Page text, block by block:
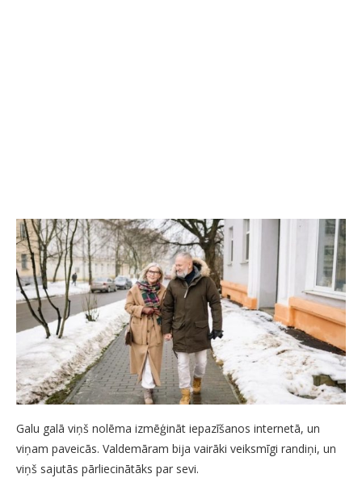
Galu galā viņš nolēma izmēģināt iepazīšanos internetā, un
viņam paveicās. Valdemāram bija vairāki veiksmīgi randiņi, un
viņš sajutās pārliecinātāks par sevi.